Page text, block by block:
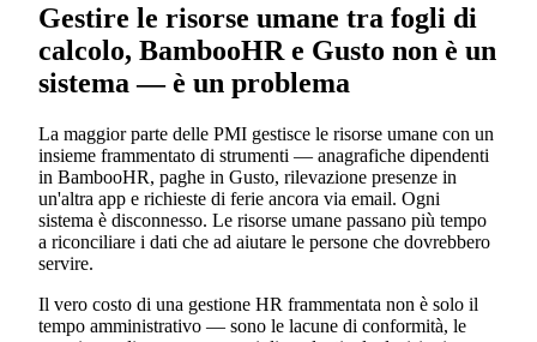
Gestire le risorse umane tra fogli di
calcolo, BambooHR e Gusto non è un
sistema — è un problema
La maggior parte delle PMI gestisce le risorse umane con un
insieme frammentato di strumenti — anagrafiche dipendenti
in BambooHR, paghe in Gusto, rilevazione presenze in
un'altra app e richieste di ferie ancora via email. Ogni
sistema è disconnesso. Le risorse umane passano più tempo
a riconciliare i dati che ad aiutare le persone che dovrebbero
servire.
Il vero costo di una gestione HR frammentata non è solo il
tempo amministrativo — sono le lacune di conformità, le